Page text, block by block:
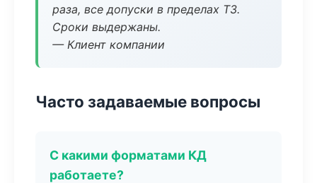
раза, все допуски в пределах ТЗ.
Сроки выдержаны.
— Клиент компании
Часто задаваемые вопросы
С какими форматами КД
работаете?